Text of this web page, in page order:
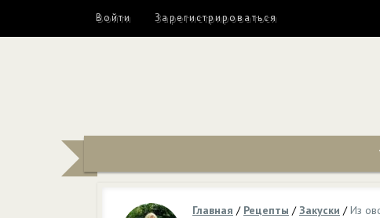
Войти Зарегистрироваться
Главная / Рецепты /Закуски /Из